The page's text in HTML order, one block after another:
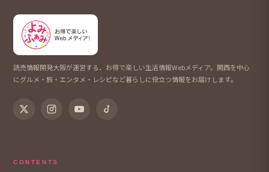
読売情報開発大阪が運営する、お得で楽しい生活情報Webメディア。関西を中心
にグルメ・旅・エンタメ・レシピなど暮らしに役立つ情報をお届けします。
CONTENTS